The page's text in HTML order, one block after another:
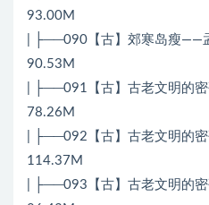
93.00M
| ├──090【古】郊寒岛瘦——
90.53M
| ├──091【古】古老文明的
78.26M
| ├──092【古】古老文明的
114.37M
| ├──093【古】古老文明的